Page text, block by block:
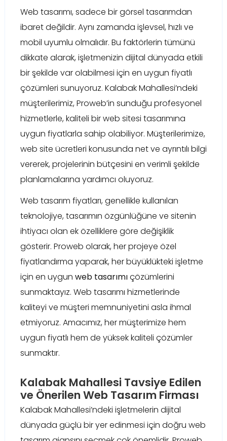
Web tasarımı, sadece bir görsel tasarımdan
ibaret değildir. Aynı zamanda işlevsel, hızlı ve
mobil uyumlu olmalıdır. Bu faktörlerin tümünü
dikkate alarak, işletmenizin dijital dünyada etkili
bir şekilde var olabilmesi için en uygun fiyatlı
çözümleri sunuyoruz. Kalabak Mahallesi’ndeki
müşterilerimiz, Proweb’in sunduğu profesyonel
hizmetlerle, kaliteli bir web sitesi tasarımına
uygun fiyatlarla sahip olabiliyor. Müşterilerimize,
web site ücretleri konusunda net ve ayrıntılı bilgi
vererek, projelerinin bütçesini en verimli şekilde
planlamalarına yardımcı oluyoruz.
Web tasarım fiyatları, genellikle kullanılan
teknolojiye, tasarımın özgünlüğüne ve sitenin
ihtiyacı olan ek özelliklere göre değişiklik
gösterir. Proweb olarak, her projeye özel
fiyatlandırma yaparak, her büyüklükteki işletme
için en uygun web tasarımıçözümlerini
sunmaktayız. Web tasarımı hizmetlerinde
kaliteyi ve müşteri memnuniyetini asla ihmal
etmiyoruz. Amacımız, her müşterimize hem
uygun fiyatlı hem de yüksek kaliteli çözümler
sunmaktır.
Kalabak Mahallesi Tavsiye Edilen
ve Önerilen Web Tasarım Firması
Kalabak Mahallesi’ndeki işletmelerin dijital
dünyada güçlü bir yer edinmesi için doğru web